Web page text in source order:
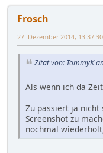
Frosch
27. Dezember 2014, 13:37:30
Zitat von: TommyK
Als wenn ich da
Zu passiert ja nicht
Screenshot zu
nochmal